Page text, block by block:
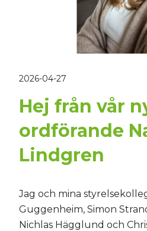
2026-04-27
Hej från vår
ordförande
Lindgren
Jag och mina
Guggenheim, Simon
Nichlas Hägglund och